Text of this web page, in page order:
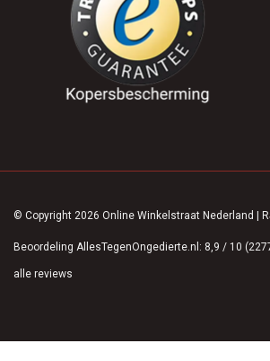
© Copyright 2026 Online Winkelstraat Nederland
Beoordeling AllesTegenOngedierte.nl : 8,9 / 10 (
alle reviews